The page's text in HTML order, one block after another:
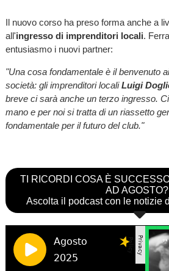
Il nuovo corso ha preso forma anche a
all'ingresso di imprenditori locali.
entusiasmo i nuovi partner:
"Una cosa fondamentale è il benvenuto
società: gli imprenditori localiLuigi
breve ci sarà anche un terzo ingresso.
mano e per noi si tratta di un riassetto
fondamentale per il futuro del club."
TI RICORDI COSA È
AD AGOSTO?
Ascolta il podcast con le notizie